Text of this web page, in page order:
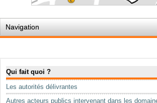
Navigation
Règles du jeu
Permis d'urbanisme
Cartographie
Qui fait quoi ?
Les autorités délivrantes
Autres acteurs publics intervenant dans les